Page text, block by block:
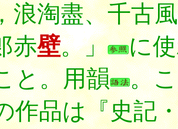
浪淘盡、千古
赤壁。」
に
と。用韻
。
作品は『史記